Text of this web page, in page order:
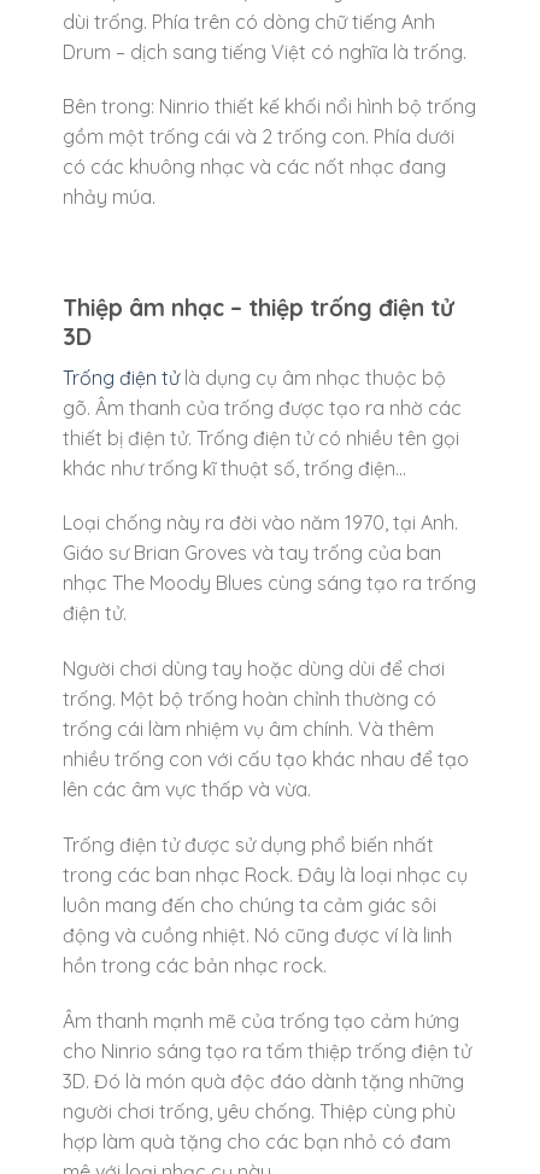
dùi trống. Phía trên có dòng chữ tiếng Anh
Drum – dịch sang tiếng Việt có nghĩa là trống.
Bên trong: Ninrio thiết kế khối nổi hình bộ trống
gồm một trống cái và 2 trống con. Phía dưới
có các khuông nhạc và các nốt nhạc đang
nhảy múa.
Thiệp âm nhạc – thiệp trống điện tử
3D
Trống điện tửlà dụng cụ âm nhạc thuộc bộ
gõ. Âm thanh của trống được tạo ra nhờ các
thiết bị điện tử. Trống điện tử có nhiều tên gọi
khác như trống kĩ thuật số, trống điện…
Loại chống này ra đời vào năm 1970, tại Anh.
Giáo sư Brian Groves và tay trống của ban
nhạc The Moody Blues cùng sáng tạo ra trống
điện tử.
Người chơi dùng tay hoặc dùng dùi để chơi
trống. Một bộ trống hoàn chỉnh thường có
trống cái làm nhiệm vụ âm chính. Và thêm
nhiều trống con với cấu tạo khác nhau để tạo
lên các âm vực thấp và vừa.
Trống điện tử được sử dụng phổ biến nhất
trong các ban nhạc Rock. Đây là loại nhạc cụ
luôn mang đến cho chúng ta cảm giác sôi
động và cuồng nhiệt. Nó cũng được ví là linh
hồn trong các bản nhạc rock.
Âm thanh mạnh mẽ của trống tạo cảm hứng
cho Ninrio sáng tạo ra tấm thiệp trống điện tử
3D. Đó là món quà độc đáo dành tặng những
người chơi trống, yêu chống. Thiệp cùng phù
hợp làm quà tặng cho các bạn nhỏ có đam